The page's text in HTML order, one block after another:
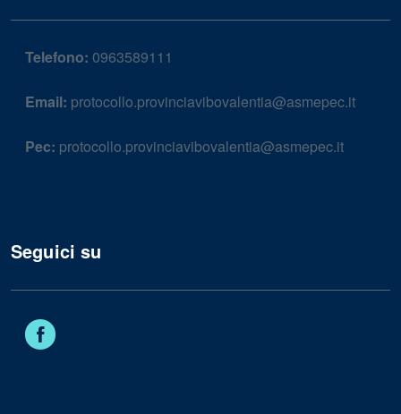
Telefono: 0963589111
Email: protocollo.provinciavibovalentia@asmepec.it
Pec: protocollo.provinciavibovalentia@asmepec.it
Seguici su